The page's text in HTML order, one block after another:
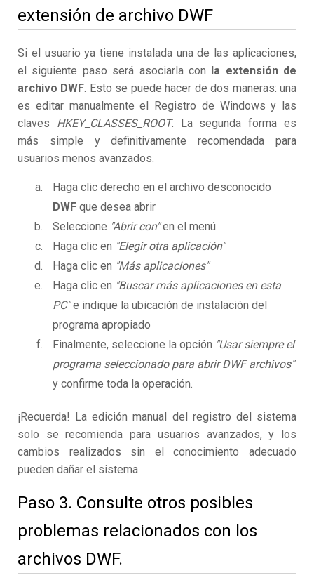
extensión de archivo DWF
Si el usuario ya tiene instalada una de las aplicaciones,
el siguiente paso será asociarla con la extensión de
archivo DWF. Esto se puede hacer de dos maneras: una
es editar manualmente el Registro de Windows y las
claves HKEY_CLASSES_ROOT. La segunda forma es
más simple y definitivamente recomendada para
usuarios menos avanzados.
Haga clic derecho en el archivo desconocido
DWF que desea abrir
Seleccione "Abrir con"en el menú
Haga clic en "Elegir otra aplicación"
Haga clic en "Más aplicaciones"
Haga clic en "Buscar más aplicaciones en esta
PC"e indique la ubicación de instalación del
programa apropiado
Finalmente, seleccione la opción "Usar siempre el
programa seleccionado para abrir DWF archivos"
y confirme toda la operación.
¡Recuerda! La edición manual del registro del sistema
solo se recomienda para usuarios avanzados, y los
cambios realizados sin el conocimiento adecuado
pueden dañar el sistema.
Paso 3. Consulte otros posibles
problemas relacionados con los
archivos DWF.